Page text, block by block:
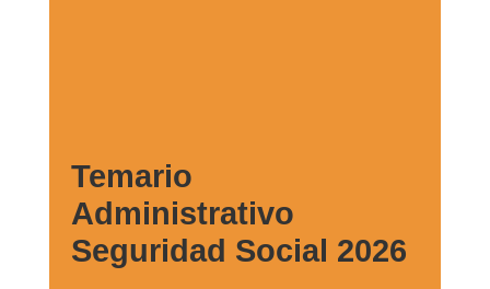
Temario
Administrativo
Seguridad Social 2026